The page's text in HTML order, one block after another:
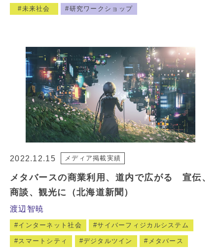
未来社会 研究ワークショップ
2022.12.15 メディア掲載実績
メタバースの商業利用、道内で広がる 宣伝、
商談、観光に（北海道新聞）
渡辺智暁
インターネット社会 サイバーフィジカルシステム
スマートシティ デジタルツイン メタバース